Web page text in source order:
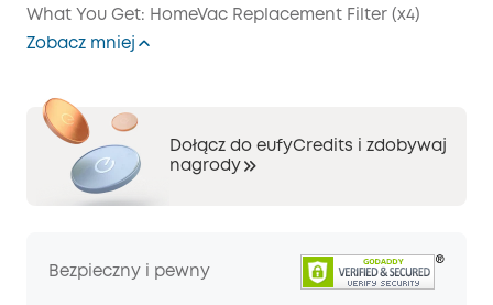
What You Get: HomeVac Replacement Filter (x4)
Zobacz mniej
Dołącz do eufyCredits i zdobywaj
nagrody
Bezpieczny i pewny